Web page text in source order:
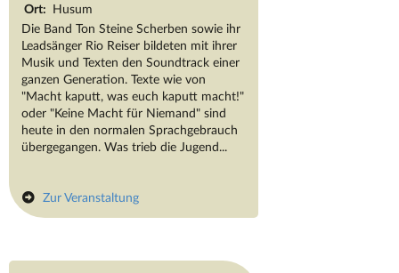
Ort: Husum
Die Band Ton Steine Scherben sowie ihr
Leadsänger Rio Reiser bildeten mit ihrer
Musik und Texten den Soundtrack einer
ganzen Generation. Texte wie von
"Macht kaputt, was euch kaputt macht!"
oder "Keine Macht für Niemand" sind
heute in den normalen Sprachgebrauch
übergegangen. Was trieb die Jugend...
Zur Veranstaltung